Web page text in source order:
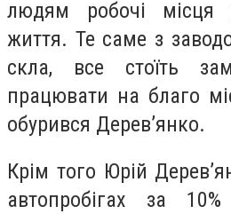
людям робочі місця
життя. Те саме з
скла, все стоїть
працювати на благо
обурився Дерев’янко.
Крім того Юрій
автопробігах за